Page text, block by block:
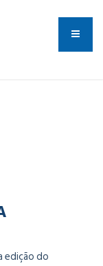
edição do